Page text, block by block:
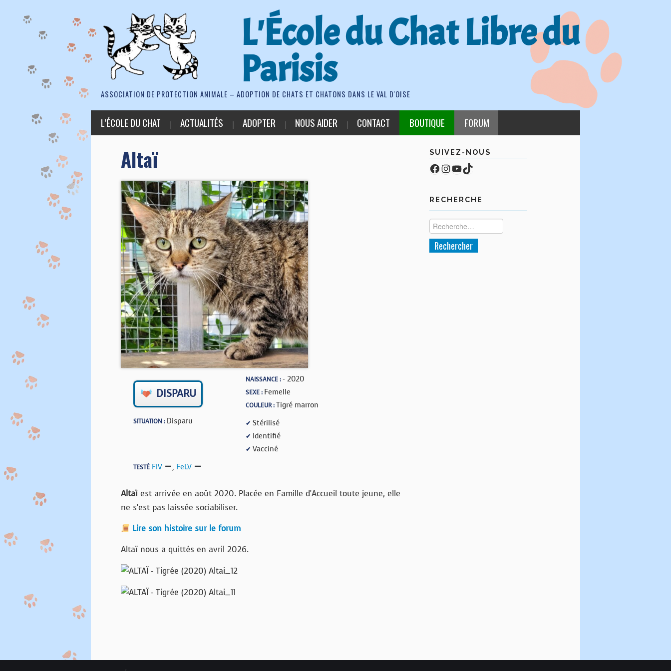
L'École du Chat Libre du
Parisis
ASSOCIATION DE PROTECTION ANIMALE – ADOPTION DE CHATS ET CHATONS DANS LE VAL D'OISE
L’ÉCOLE DU CHAT ACTUALITÉS ADOPTER NOUS AIDER CONTACT BOUTIQUE FORUM
Altaï
DISPARU
SITUATION : Disparu
NAISSANCE :- 2020
SEXE : Femelle
COULEUR :Tigré marron
✔ Stérilisé
✔ Identifié
✔ Vacciné
TESTÉ FIV , FeLV
Altaï est arrivée en août 2020. Placée en Famille d’Accueil toute jeune, elle
ne s’est pas laissée sociabiliser.
Lire son histoire sur le forum
Altaï nous a quittés en avril 2026.
SUIVEZ-NOUS
Facebook
Compte Instagram
YouTube
TikTok
RECHERCHE